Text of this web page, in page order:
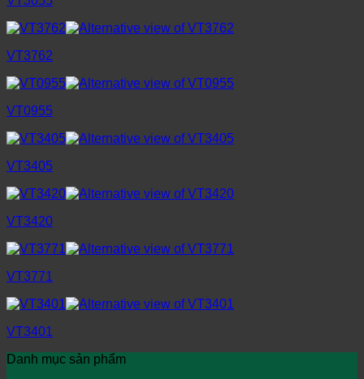
VT3762
VT0955
VT3405
VT3420
VT3771
VT3401
Danh mục sản phẩm